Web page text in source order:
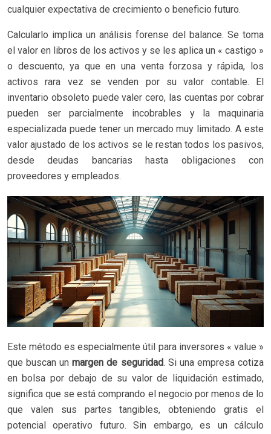
cualquier expectativa de crecimiento o beneficio futuro.
Calcularlo implica un análisis forense del balance. Se toma
el valor en libros de los activos y se les aplica un « castigo »
o descuento, ya que en una venta forzosa y rápida, los
activos rara vez se venden por su valor contable. El
inventario obsoleto puede valer cero, las cuentas por cobrar
pueden ser parcialmente incobrables y la maquinaria
especializada puede tener un mercado muy limitado. A este
valor ajustado de los activos se le restan todos los pasivos,
desde deudas bancarias hasta obligaciones con
proveedores y empleados.
Este método es especialmente útil para inversores « value »
que buscan unmargen de seguridad. Si una empresa cotiza
en bolsa por debajo de su valor de liquidación estimado,
significa que se está comprando el negocio por menos de lo
que valen sus partes tangibles, obteniendo gratis el
potencial operativo futuro. Sin embargo, es un cálculo